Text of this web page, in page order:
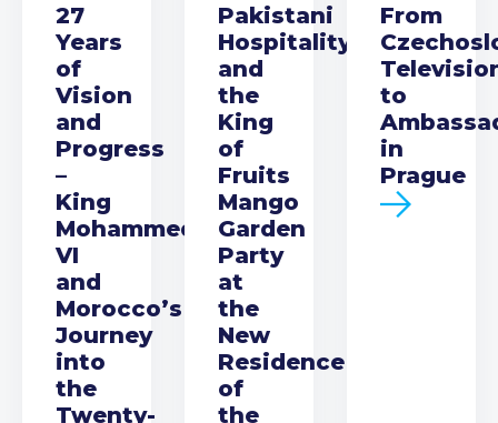
27
Years
of
Vision
and
Progress
–
King
Mohammed
VI
and
Morocco’s
Journey
into
the
Twenty-
Pakistani
Hospitality
and
the
King
of
Fruits
Mango
Garden
Party
at
the
New
Residence
of
the
From
to
in
Prague